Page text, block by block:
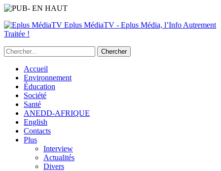
Eplus MédiaTV - Eplus Média, l’Info Autrement
Traitée !
Accueil
Environnement
Éducation
Société
Santé
ANEDD-AFRIQUE
English
Contacts
Plus
Interview
Actualités
Divers